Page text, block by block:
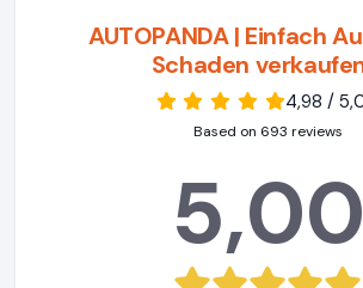
AUTOPANDA | Einfach
Schaden
4,98 /
Based on 693 reviews
5,00